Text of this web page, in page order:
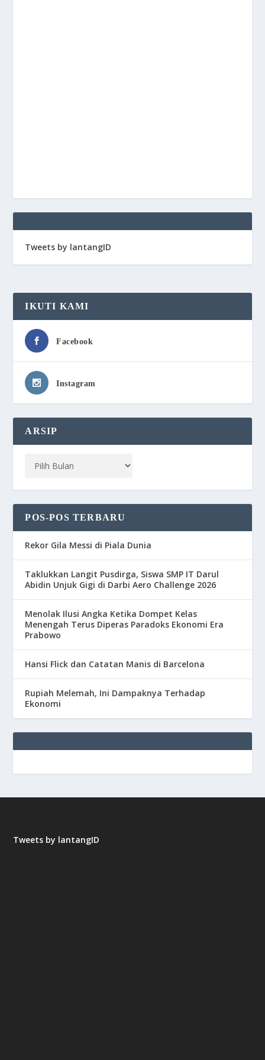
Tweets by lantangID
IKUTI KAMI
Facebook
Instagram
ARSIP
POS-POS TERBARU
Rekor Gila Messi di Piala Dunia
Taklukkan Langit Pusdirga, Siswa SMP IT Darul
Abidin Unjuk Gigi di Darbi Aero Challenge 2026
Menolak Ilusi Angka Ketika Dompet Kelas
Menengah Terus Diperas Paradoks Ekonomi Era
Prabowo
Hansi Flick dan Catatan Manis di Barcelona
Rupiah Melemah, Ini Dampaknya Terhadap
Ekonomi
Tweets by lantangID